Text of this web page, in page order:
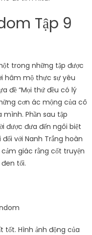
Tập 9
trong những tập được
hâm mộ thực sự yêu
đề “Mọi thứ đều có lý
cơn ác mộng của cô
Phần sau tập
được đưa đến ngôi biệt
với Nanh Trắng hoàn
giác rằng cốt truyện
tối.
tốt. Hình ảnh động của